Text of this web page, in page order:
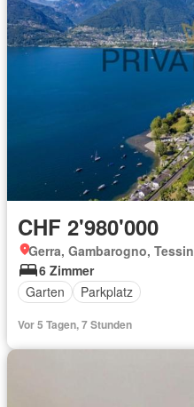
CHF 2'980'000
Gerra, Gambarogno, Tessin
6 Zimmer
Garten
Parkplatz
Vor 5 Tagen, 7 Stunden